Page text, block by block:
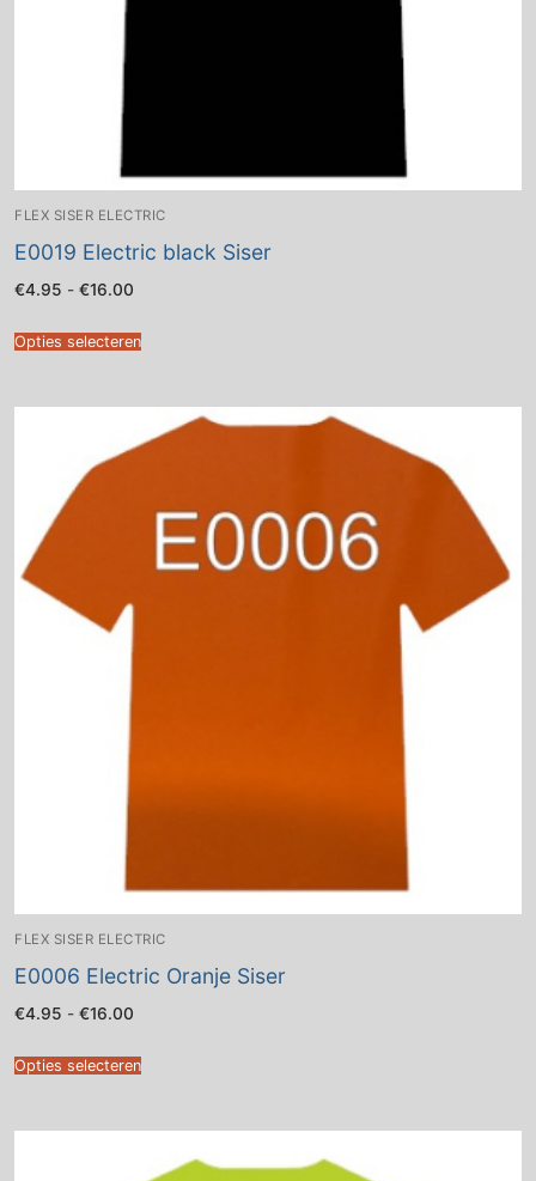
FLEX SISER ELECTRIC
E0019 Electric black Siser
€4.95 - €16.00
€16.00
Opties selecteren
FLEX SISER ELECTRIC
E0006 Electric Oranje Siser
€4.95 - €16.00
€16.00
Opties selecteren